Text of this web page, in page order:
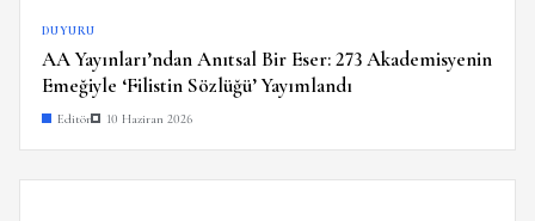
DUYURU
AA Yayınları’ndan Anıtsal Bir Eser: 273 Akademisyenin
Emeğiyle ‘Filistin Sözlüğü’ Yayımlandı
Editör 10 Haziran 2026